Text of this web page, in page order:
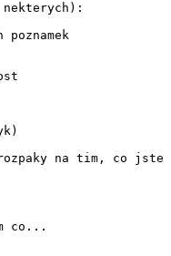
nekterych):
na tim, co jste
co...